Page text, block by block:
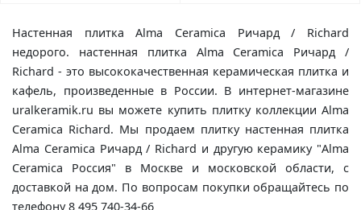
Настенная плитка Alma Ceramica Ричард / Richard
недорого. настенная плитка Alma Ceramica Ричард /
Richard - это высококачественная керамическая плитка и
кафель, произведенные в России. В интернет-магазине
uralkeramik.ru вы можете купить плитку коллекции Alma
Ceramica Richard. Мы продаем плитку настенная плитка
Alma Ceramica Ричард / Richard и другую керамику "Alma
Ceramica Россия" в Москве и московской области, с
доставкой на дом. По вопросам покупки обращайтесь по
телефону 8 495 740-34-66